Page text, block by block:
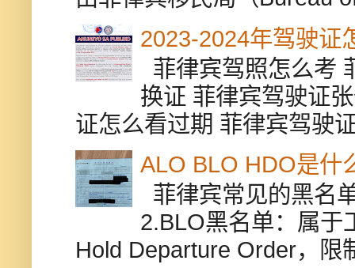
2023-2024年驾驶证
菲律宾驾照怎么考
换证 菲律宾驾驶证
证怎么看过期 菲律宾驾驶
ALO BLO HDO是什
菲律宾常见的黑名
2.BLO黑名单：属于
Hold Departure Order，限